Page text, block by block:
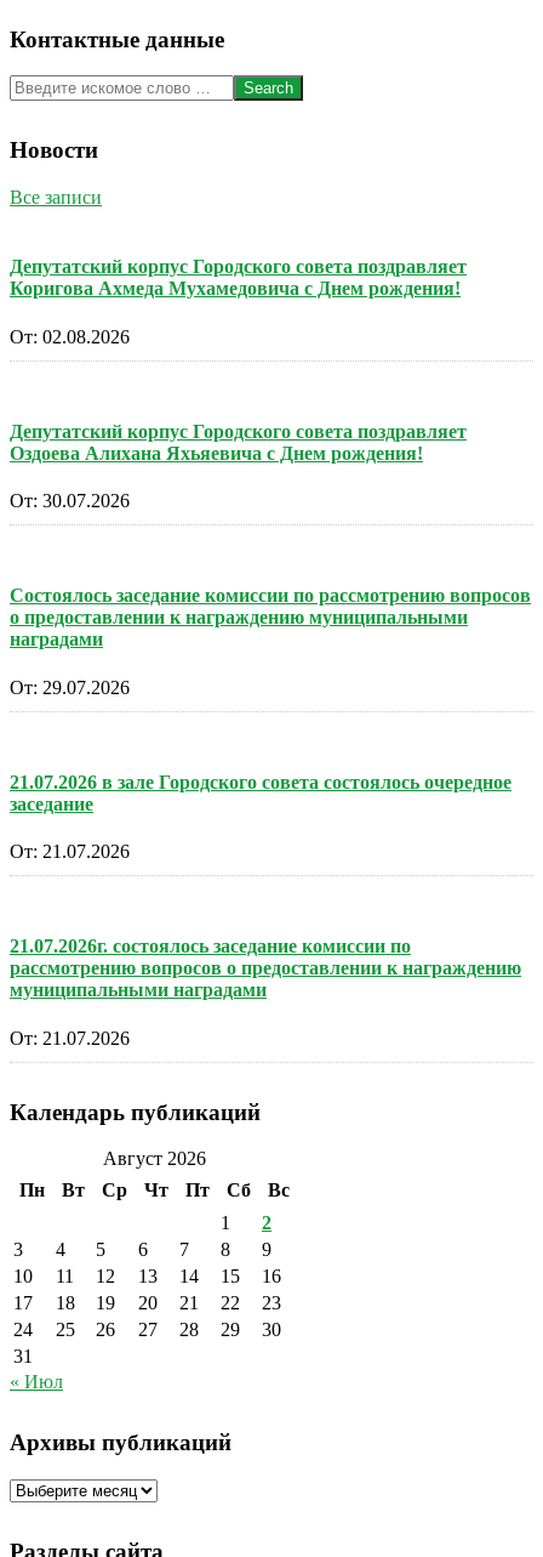
Контактные данные
Search
Новости
Все записи
Депутатский корпус Городского совета поздравляет
Коригова Ахмеда Мухамедовича с Днем рождения!
От: 02.08.2026
Депутатский корпус Городского совета поздравляет
Оздоева Алихана Яхьяевича с Днем рождения!
От: 30.07.2026
Состоялось заседание комиссии по рассмотрению вопросов
о предоставлении к награждению муниципальными
наградами
От: 29.07.2026
21.07.2026 в зале Городского совета состоялось очередное
заседание
От: 21.07.2026
21.07.2026г. состоялось заседание комиссии по
рассмотрению вопросов о предоставлении к награждению
муниципальными наградами
От: 21.07.2026
Календарь публикаций
Август 2026
Пн
Вт Ср Чт Пт Сб
Вс
1
2
3
4 5 6 7 8
9
10
11 12 13 14 15
16
17
18 19 20 21 22
23
24
25 26 27 28 29
30
31
« Июл
Архивы публикаций
Архивы
Разделы сайта